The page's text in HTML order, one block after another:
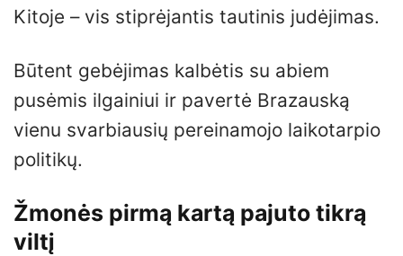
Kitoje – vis stiprėjantis tautinis judėjimas.
Būtent gebėjimas kalbėtis su abiem
pusėmis ilgainiui ir pavertė Brazauską
vienu svarbiausių pereinamojo laikotarpio
politikų.
Žmonės pirmą kartą pajuto tikrą
viltį